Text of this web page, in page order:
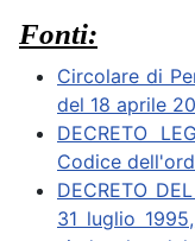
Fonti:
Circolare di
del 18 aprile
DECRETO
Codice
DECRETO
31 luglio